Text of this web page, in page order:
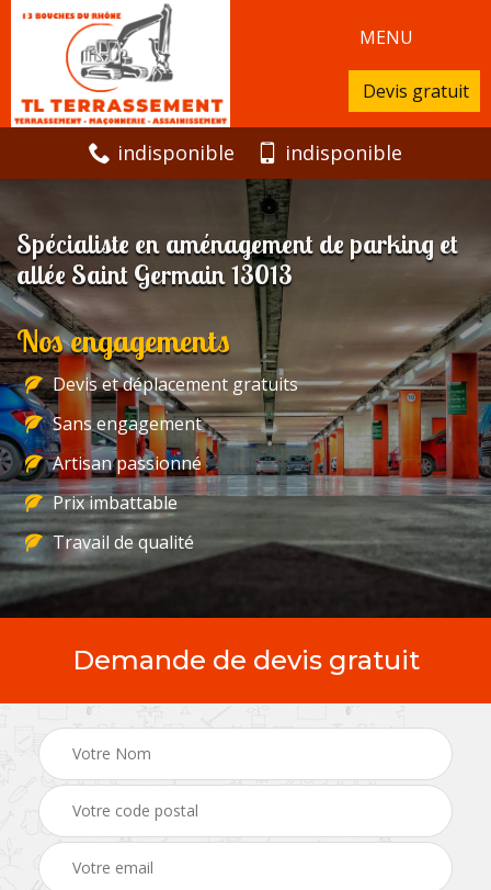
MENU
Devis gratuit
indisponible indisponible
Spécialiste en aménagement de parking et
allée Saint Germain 13013
Nos engagements
Devis et déplacement gratuits
Sans engagement
Artisan passionné
Prix imbattable
Travail de qualité
Demande de devis gratuit